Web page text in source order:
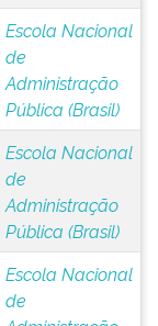
Escola Nacional
de
Administração
Pública (Brasil)
Escola Nacional
de
Administração
Pública (Brasil)
Escola Nacional
de